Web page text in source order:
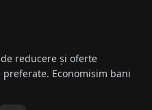
reducere și oferte
Economisim bani